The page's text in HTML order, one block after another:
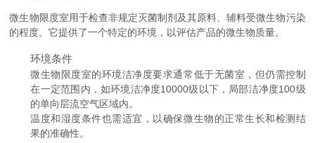
微生物限度室用于检查非规定灭菌制剂及其原料、辅料受微生物污染
的程度。它提供了一个特定的环境，以评估产品的微生物质量。
环境条件
微生物限度室的环境洁净度要求通常低于无菌室，但仍需控制
在一定范围内，如环境洁净度10000级以下，局部洁净度100级
的单向层流空气区域内。
温度和湿度条件也需适宜，以确保微生物的正常生长和检测结
果的准确性。